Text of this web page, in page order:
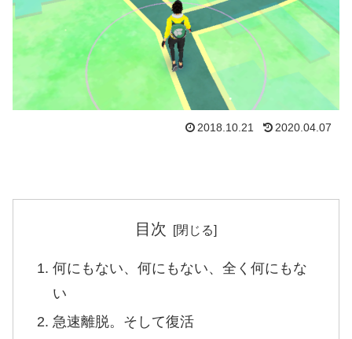
2018.10.21 2020.04.07
目次
何にもない、何にもない、全く何にもな
い
急速離脱。そして復活